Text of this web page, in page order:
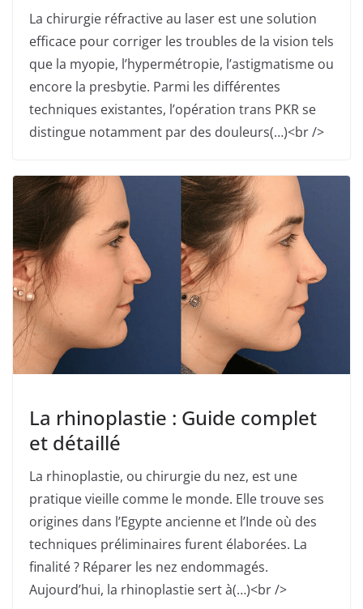
La chirurgie réfractive au laser est une solution
efficace pour corriger les troubles de la vision tels
que la myopie, l’hypermétropie, l’astigmatisme ou
encore la presbytie. Parmi les différentes
techniques existantes, l’opération trans PKR se
distingue notamment par des douleurs(…)<br />
La rhinoplastie : Guide complet
et détaillé
La rhinoplastie, ou chirurgie du nez, est une
pratique vieille comme le monde. Elle trouve ses
origines dans l’Egypte ancienne et l’Inde où des
techniques préliminaires furent élaborées. La
finalité ? Réparer les nez endommagés.
Aujourd’hui, la rhinoplastie sert à(…)<br />